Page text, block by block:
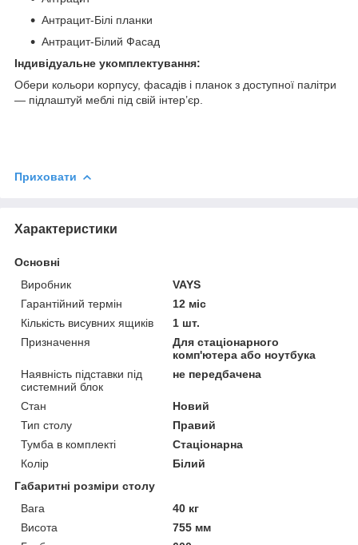
Антрацит-Білі планки
Антрацит-Білий Фасад
Індивідуальне укомплектування:
Обери кольори корпусу, фасадів і планок з доступної палітри
— підлаштуй меблі під свій інтер’єр.
Приховати
Характеристики
Основні
Виробник
VAYS
Гарантійний термін
12 міс
Кількість висувних ящиків
1 шт.
Призначення
Для стаціонарного
комп'ютера або ноутбука
Наявність підставки під
системний блок
не передбачена
Стан
Новий
Тип столу
Правий
Тумба в комплекті
Стаціонарна
Колір
Білий
Габаритні розміри столу
Вага
40 кг
Висота
755 мм